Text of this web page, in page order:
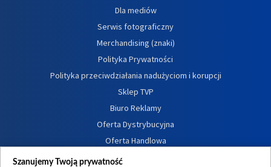
Dla mediów
Serwis fotograficzny
Merchandising (znaki)
Polityka Prywatności
Polityka przeciwdziałania nadużyciom i korupcji
Sklep TVP
Biuro Reklamy
Oferta Dystrybucyjna
Oferta Handlowa
Dostępność
Szanujemy Twoją prywatność